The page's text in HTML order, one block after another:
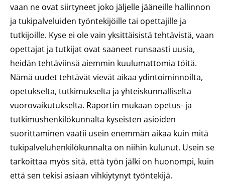
vaan ne ovat siirtyneet joko jäljelle jääneille hallinnon
ja tukipalveluiden työntekijöille tai opettajille ja
tutkijoille. Kyse ei ole vain yksittäisistä tehtävistä, vaan
opettajat ja tutkijat ovat saaneet runsaasti uusia,
heidän tehtäviinsä aiemmin kuulumattomia töitä.
Nämä uudet tehtävät vievät aikaa ydintoiminnoilta,
opetukselta, tutkimukselta ja yhteiskunnalliselta
vuorovaikutukselta. Raportin mukaan opetus- ja
tutkimushenkilökunnalta kyseisten asioiden
suorittaminen vaatii usein enemmän aikaa kuin mitä
tukipalveluhenkilökunnalta on niihin kulunut. Usein se
tarkoittaa myös sitä, että työn jälki on huonompi, kuin
että sen tekisi asiaan vihkiytynyt työntekijä.